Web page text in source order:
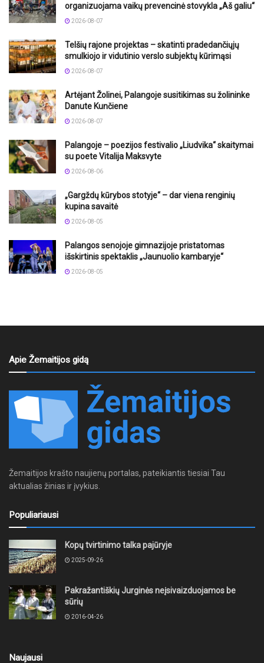
organizuojama vaikų prevencinė stovykla „Aš galiu“
2026-08-07
Telšių rajone projektas – skatinti pradedančiųjų
smulkiojo ir vidutinio verslo subjektų kūrimąsi
2026-08-07
Artėjant Žolinei, Palangoje susitikimas su žolininke
Danute Kunčiene
2026-08-07
Palangoje – poezijos festivalio „Liudvika“ skaitymai
su poete Vitalija Maksvyte
2026-08-06
„Gargždų kūrybos stotyje“ – dar viena renginių
kupina savaitė
2026-08-05
Palangos senojoje gimnazijoje pristatomas
išskirtinis spektaklis „Jaunuolio kambaryje“
2026-08-05
Apie Žemaitijos gidą
Žemaitijos krašto naujienų portalas, pateikiantis tiesiai Tau
aktualias žinias ir įvykius.
Populiariausi
Kopų tvirtinimo talka pajūryje
2025-09-26
Pakražantiškių Jurginės neįsivaizduojamos be
sūrių
2016-04-26
Naujausi